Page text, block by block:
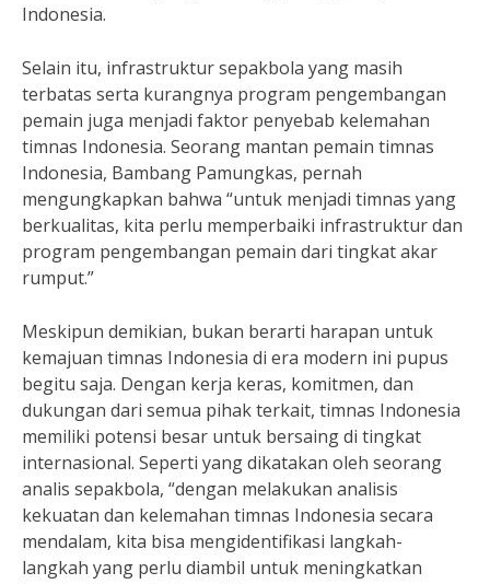
Indonesia.
Selain itu, infrastruktur sepakbola yang masih
terbatas serta kurangnya program pengembangan
pemain juga menjadi faktor penyebab kelemahan
timnas Indonesia. Seorang mantan pemain timnas
Indonesia, Bambang Pamungkas, pernah
mengungkapkan bahwa “untuk menjadi timnas yang
berkualitas, kita perlu memperbaiki infrastruktur dan
program pengembangan pemain dari tingkat akar
rumput.”
Meskipun demikian, bukan berarti harapan untuk
kemajuan timnas Indonesia di era modern ini pupus
begitu saja. Dengan kerja keras, komitmen, dan
dukungan dari semua pihak terkait, timnas Indonesia
memiliki potensi besar untuk bersaing di tingkat
internasional. Seperti yang dikatakan oleh seorang
analis sepakbola, “dengan melakukan analisis
kekuatan dan kelemahan timnas Indonesia secara
mendalam, kita bisa mengidentifikasi langkah-
langkah yang perlu diambil untuk meningkatkan